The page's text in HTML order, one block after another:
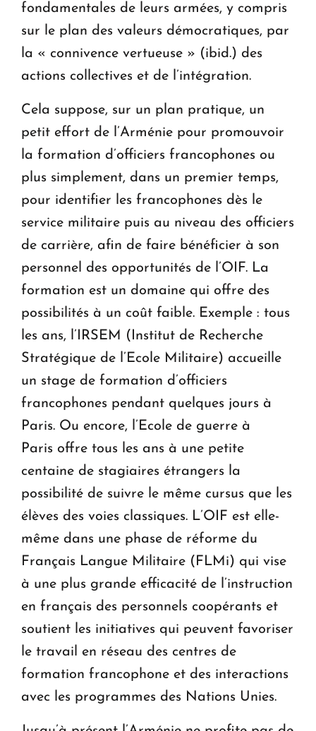
fondamentales de leurs armées, y compris
sur le plan des valeurs démocratiques, par
la « connivence vertueuse » (ibid.) des
actions collectives et de l’intégration.
Cela suppose, sur un plan pratique, un
petit effort de l’Arménie pour promouvoir
la formation d’officiers francophones ou
plus simplement, dans un premier temps,
pour identifier les francophones dès le
service militaire puis au niveau des officiers
de carrière, afin de faire bénéficier à son
personnel des opportunités de l’OIF. La
formation est un domaine qui offre des
possibilités à un coût faible. Exemple : tous
les ans, l’IRSEM (Institut de Recherche
Stratégique de l’Ecole Militaire) accueille
un stage de formation d’officiers
francophones pendant quelques jours à
Paris. Ou encore, l’Ecole de guerre à
Paris offre tous les ans à une petite
centaine de stagiaires étrangers la
possibilité de suivre le même cursus que les
élèves des voies classiques. L’OIF est elle-
même dans une phase de réforme du
Français Langue Militaire (FLMi) qui vise
à une plus grande efficacité de l’instruction
en français des personnels coopérants et
soutient les initiatives qui peuvent favoriser
le travail en réseau des centres de
formation francophone et des interactions
avec les programmes des Nations Unies.